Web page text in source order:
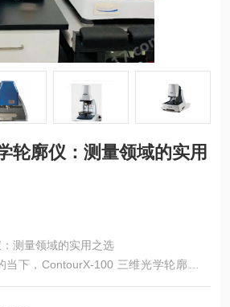
轮廓仪：测量领域的实用
测量领域的实用之选
下，ContourX-100 三维光学轮廓仪以
为众多行业在测量工作中的理想选择。